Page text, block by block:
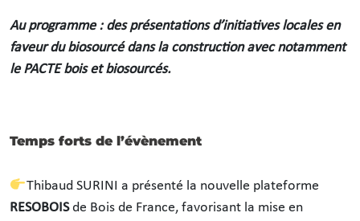
Au programme : des présentations d’initiatives locales en
faveur du biosourcé dans la construction avec notamment
le PACTE bois et biosourcés.
Temps forts de l’évènement
Thibaud SURINI a présenté la nouvelle plateforme
RESOBOISde Bois de France, favorisant la mise en